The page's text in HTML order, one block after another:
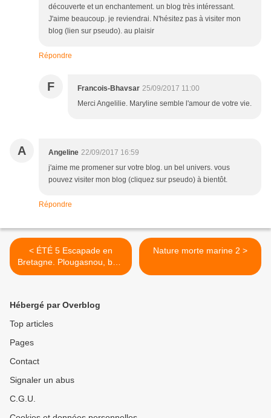
découverte et un enchantement. un blog très intéressant.
J'aime beaucoup. je reviendrai. N'hésitez pas à visiter mon
blog (lien sur pseudo). au plaisir
Répondre
F Francois-Bhavsar 25/09/2017 11:00
Merci Angelilie. Maryline semble l'amour de votre vie.
A Angeline 22/09/2017 16:59
j'aime me promener sur votre blog. un bel univers. vous
pouvez visiter mon blog (cliquez sur pseudo) à bientôt.
Répondre
< ÉTÉ 5 Escapade en
Bretagne. Plougasnou, baie
de Morlaix
Nature morte marine 2 >
Hébergé par Overblog
Top articles
Pages
Contact
Signaler un abus
C.G.U.